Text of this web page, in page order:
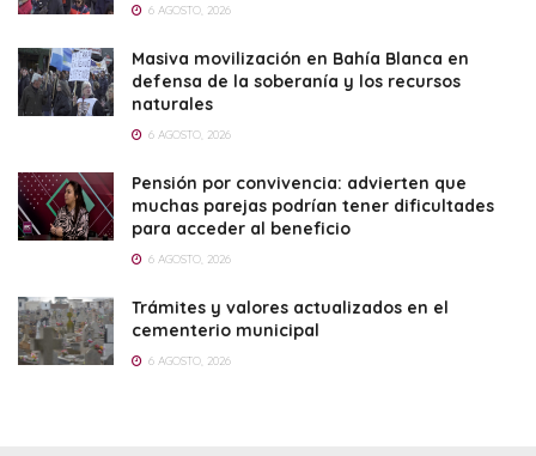
6 AGOSTO, 2026
Masiva movilización en Bahía Blanca en
defensa de la soberanía y los recursos
naturales
6 AGOSTO, 2026
Pensión por convivencia: advierten que
muchas parejas podrían tener dificultades
para acceder al beneficio
6 AGOSTO, 2026
Trámites y valores actualizados en el
cementerio municipal
6 AGOSTO, 2026